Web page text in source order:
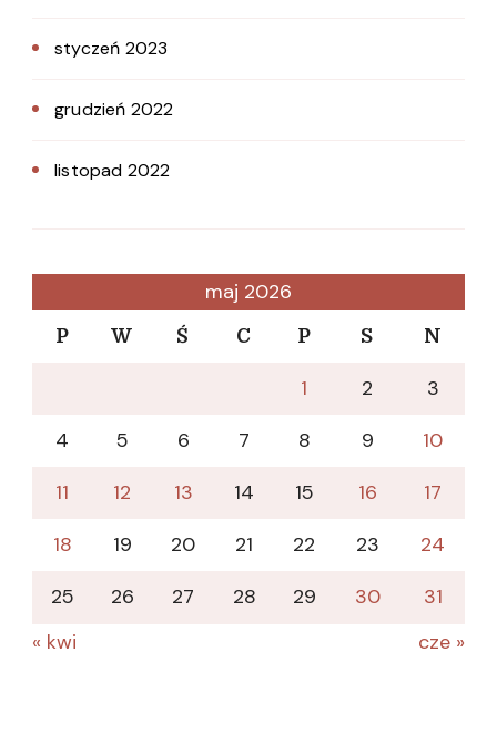
styczeń 2023
grudzień 2022
listopad 2022
maj 2026
P W Ś C P S N
1 2
3
4
5 6 7 8 9
10
11
12 13 14 15 16
17
18
19 20 21 22 23
24
25
26 27 28 29 30
31
« kwi
cze »